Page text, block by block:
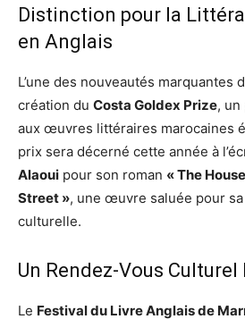
Distinction pour la
en Anglais
L’une des nouveautés marquantes
création du Costa Goldex Prize, un
aux œuvres littéraires marocaines
prix sera décerné cette année à
Alaoui pour son roman « The
Street », une œuvre saluée pour
culturelle.
Un Rendez-Vous
Le Festival du Livre Anglais de